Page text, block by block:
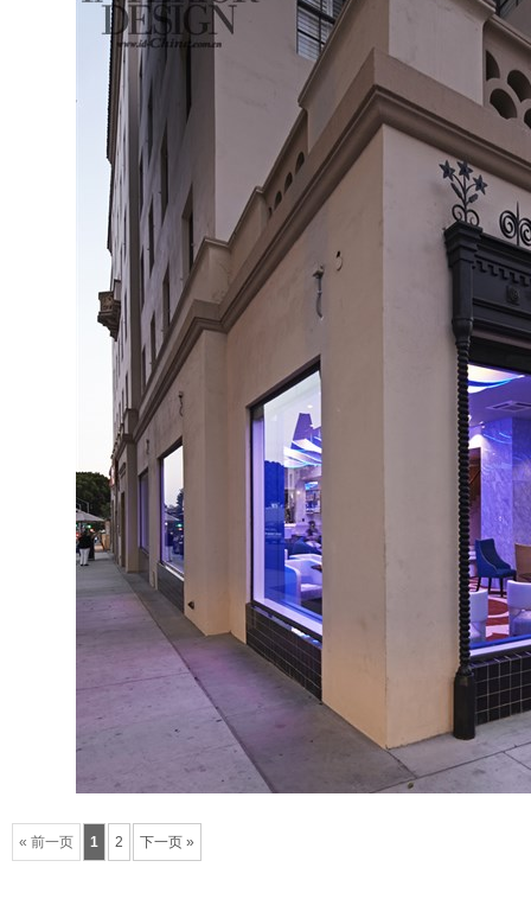
« 前一页 1 2 下一页 »